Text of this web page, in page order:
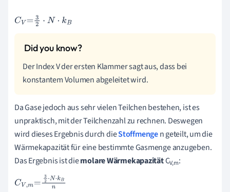
Der Index V der ersten Klammer sagt aus, dass bei
konstantem Volumen abgeleitet wird.
Da Gase jedoch aus sehr vielen Teilchen bestehen, ist es
unpraktisch, mit der Teilchenzahl zu rechnen. Deswegen
wird dieses Ergebnis durch dieStoffmengen geteilt, um die
Wärmekapazität für eine bestimmte Gasmenge anzugeben.
Das Ergebnis ist diemolare WärmekapazitätCV,m: